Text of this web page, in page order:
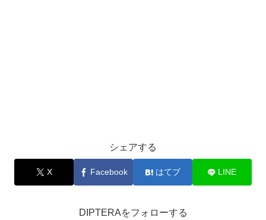
シェアする
X Facebook はてブ LINE
DIPTERAをフォローする